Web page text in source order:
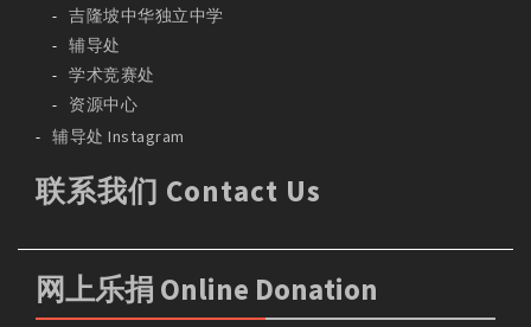
吉隆坡中华独立中学
辅导处
学术竞赛处
资源中心
辅导处 Instagram
联系我们 Contact Us
网上乐捐 Online Donation